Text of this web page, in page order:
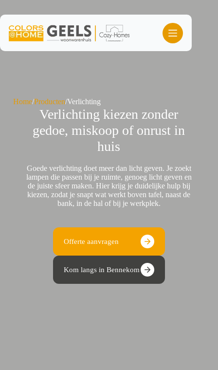
de
inhoud
Home/Producten/Verlichting
Verlichting kiezen zonder
gedoe, miskoop of onrust in
huis
Goede verlichting doet meer dan licht geven. Je zoekt
lampen die passen bij je ruimte, genoeg licht geven en
de juiste sfeer maken. Hier krijg je duidelijke hulp bij
kiezen, zodat je snapt wat werkt boven tafel, naast de
bank, in de hal of bij je werkplek.
Offerte aanvragen
Kom langs in Bennekom